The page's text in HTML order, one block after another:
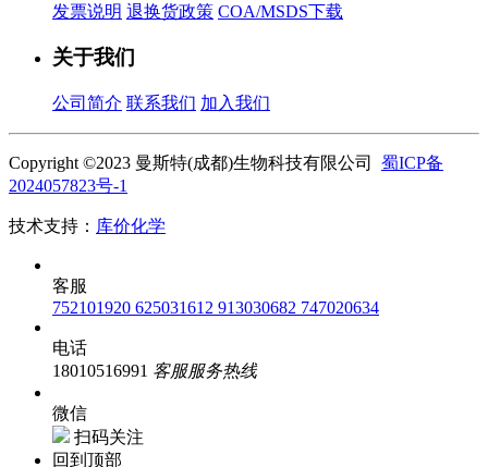
发票说明 退换货政策 COA/MSDS下载
关于我们
公司简介 联系我们 加入我们
Copyright ©2023 曼斯特(成都)生物科技有限公司 蜀ICP备
2024057823号-1
技术支持： 库价化学
客服
752101920 625031612 913030682 747020634
电话
18010516991 客服服务热线
微信
扫码关注
回到顶部